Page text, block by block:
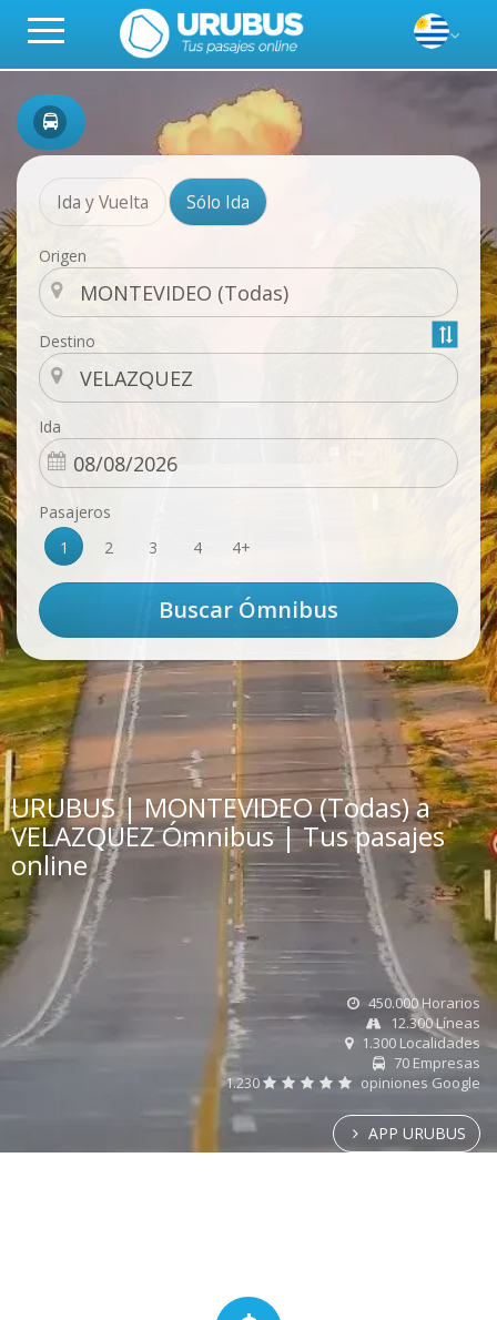
Ida y Vuelta Sólo Ida
Origen
Destino
Ida
Pasajeros
1
2 3 4 4+
URUBUS | MONTEVIDEO (Todas) a
VELAZQUEZ Ómnibus | Tus pasajes
online
450.000 Horarios
12.300 Líneas
1.300 Localidades
70 Empresas
1.230
opiniones Google
APP URUBUS